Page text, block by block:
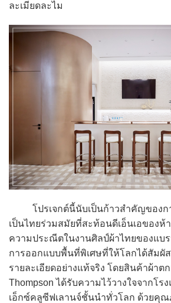
ละเมียดละไม
โปรเจกต์นี้นับเป็นก้าวสำคัญของกา
เป็นไทยร่วมสมัยที่สะท้อนดีเอ็นเอของห้
ความประณีตในงานศิลป์ผ้าไทยของแบร
การออกแบบพื้นที่พิเศษที่ให้โลกได้สัมผั
รายละเอียดอย่างแท้จริง โดยสินค้าผ้าต
Thompson ได้รับความไว้วางใจจากโร
เอ็กซ์คลูซีฟเลานจ์ชั้นนำทั่วโลก ด้วยคุ